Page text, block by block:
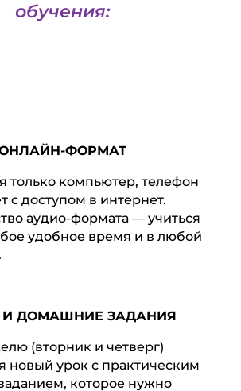
обучения:
ФОРМАТ
только компьютер, телефон
с доступом в интернет.
аудио-формата — учиться
удобное время и в любой
И ДОМАШНИЕ ЗАДАНИЯ
(вторник и четверг)
новый урок с практическим
которое нужно